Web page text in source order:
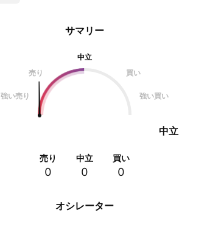
オシレーター
サマリー
中立
売り
買い
強い売り 強い買い
中立
売り
0
中立
0
買い
0